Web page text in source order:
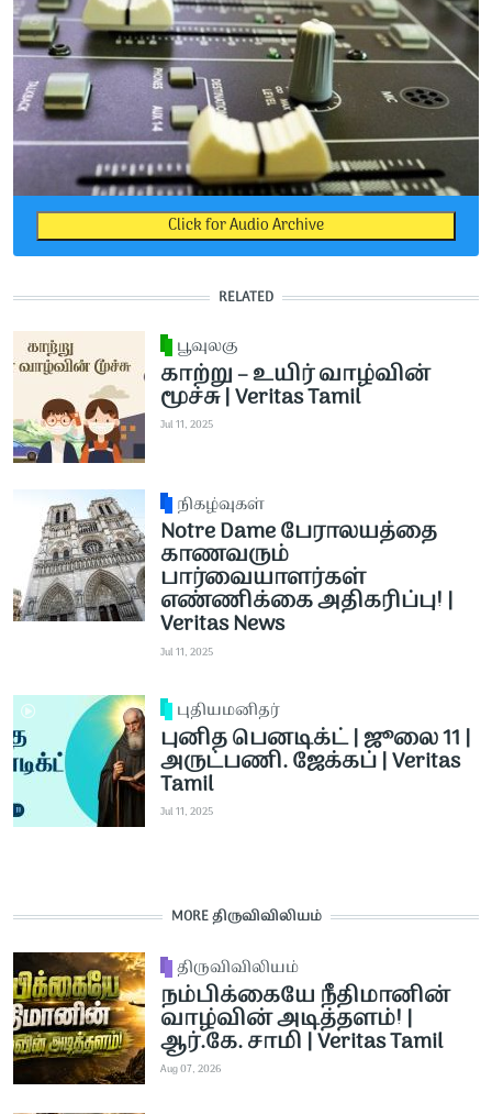
Click for Audio Archive
RELATED
பூவுலகு
காற்று – உயிர் வாழ்வின்
மூச்சு | Veritas Tamil
Jul 11, 2025
நிகழ்வுகள்
Notre Dame பேராலயத்தை
காணவரும்
பார்வையாளர்கள்
எண்ணிக்கை அதிகரிப்பு! |
Veritas News
Jul 11, 2025
புதியமனிதர்
புனித பெனடிக்ட் | ஜூலை 11 |
அருட்பணி. ஜேக்கப் | Veritas
Tamil
Jul 11, 2025
MORE திருவிவிலியம்
திருவிவிலியம்
நம்பிக்கையே நீதிமானின்
வாழ்வின் அடித்தளம்! |
ஆர்.கே. சாமி | Veritas Tamil
Aug 07, 2026